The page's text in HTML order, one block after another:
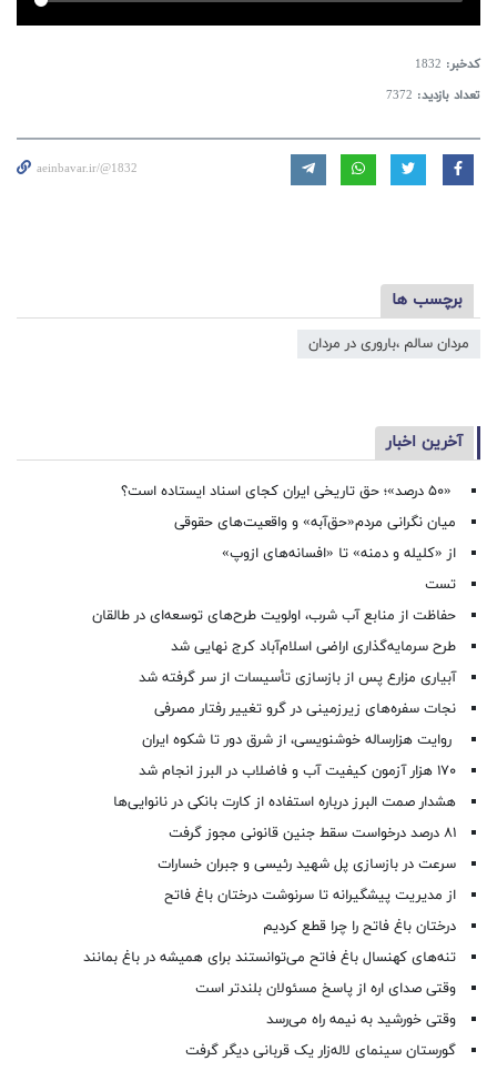
کدخبر: 1832
تعداد بازدید: 7372
aeinbavar.ir/@1832
برچسب ها
مردان سالم ،باروری در مردان
آخرین اخبار
«۵۰ درصد»؛ حق تاریخی ایران کجای اسناد ایستاده است؟
میان نگرانی مردم«حق‌آبه» و واقعیت‌های حقوقی
از «کلیله و دمنه» تا «افسانه‌های ازوپ»
تست
حفاظت از منابع آب شرب، اولویت طرح‌های توسعه‌ای در طالقان
طرح سرمایه‌گذاری اراضی اسلام‌آباد کرج نهایی شد
آبیاری مزارع پس از بازسازی تأسیسات از سر گرفته شد
نجات سفره‌های زیرزمینی در گرو تغییر رفتار مصرفی
روایت هزارساله خوشنویسی، از شرق دور تا شکوه ایران
۱۷۰ هزار آزمون کیفیت آب و فاضلاب در البرز انجام شد
هشدار صمت البرز درباره استفاده از کارت بانکی در نانوایی‌ها
۸۱ درصد درخواست‌ سقط جنین قانونی مجوز گرفت
سرعت در بازسازی پل شهید رئیسی و جبران خسارات
از مدیریت پیشگیرانه تا سرنوشت درختان باغ فاتح
درختان باغ فاتح را چرا قطع کردیم
تنه‌های کهنسال باغ فاتح می‌توانستند برای همیشه در باغ بمانند
وقتی صدای اره از پاسخ مسئولان بلندتر است
وقتی خورشید به نیمه راه می‌رسد
گورستان سینمای لاله‌زار یک قربانی دیگر گرفت